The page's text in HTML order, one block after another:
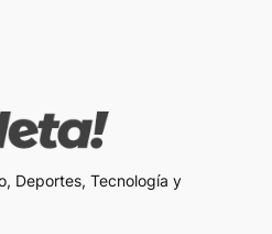
Deportes, Tecnología y